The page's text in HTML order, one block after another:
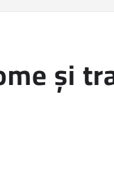
și